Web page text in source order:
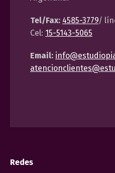
Tel/Fax: 4585-3779/
Cel: 15-5143-5065
Email:
Redes